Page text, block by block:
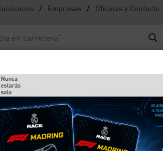
/ Empresas / Oficinas y Contacto
tener tu